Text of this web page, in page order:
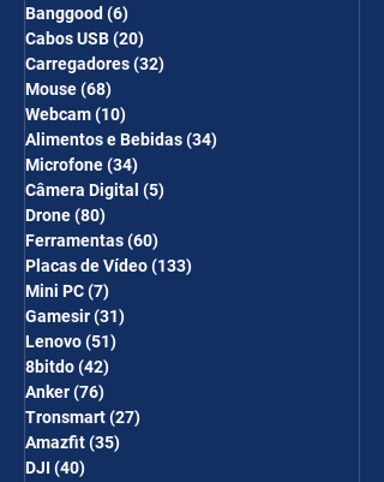
Banggood (6)
Cabos USB(20)
Carregadores(32)
Mouse(68)
Webcam(10)
Alimentos e Bebidas(34)
Microfone(34)
Câmera Digital (5)
Drone(80)
Ferramentas(60)
Placas de Vídeo(133)
Mini PC(7)
Gamesir(31)
Lenovo(51)
8bitdo(42)
Anker(76)
Tronsmart(27)
Amazfit(35)
DJI (40)